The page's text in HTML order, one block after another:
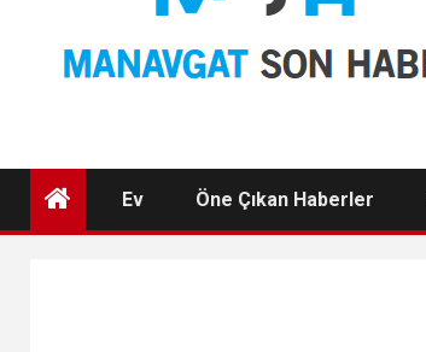
Ev Öne Çıkan Haberler